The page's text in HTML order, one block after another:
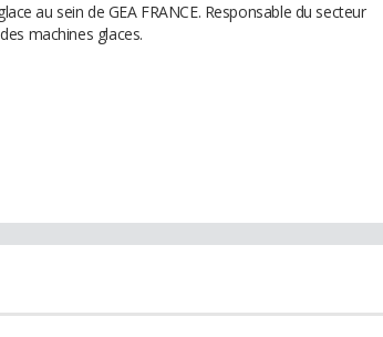
au sein de GEA FRANCE. Responsable du secteur
machines glaces.